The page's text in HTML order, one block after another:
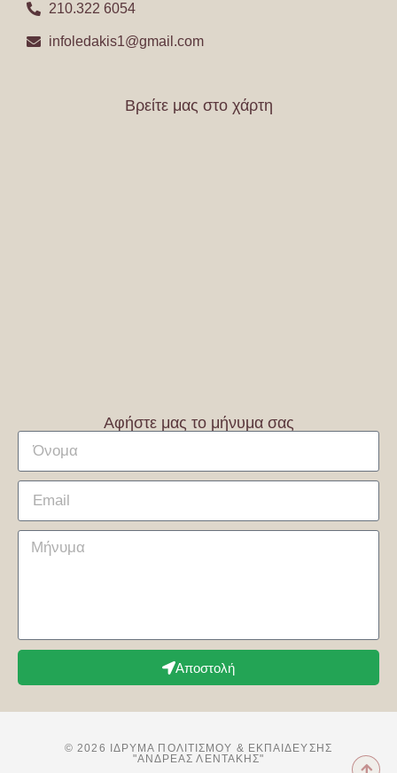
210.322 6054
infoledakis1@gmail.com
Βρείτε μας στο χάρτη
Αφήστε μας το μήνυμα σας
Αποστολή
© 2026 ΊΔΡΥΜΑ ΠΟΛΙΤΙΣΜΟΎ & ΕΚΠΑΊΔΕΥΣΗΣ
"ΑΝΔΡΕΑΣ ΛΕΝΤΑΚΗΣ"